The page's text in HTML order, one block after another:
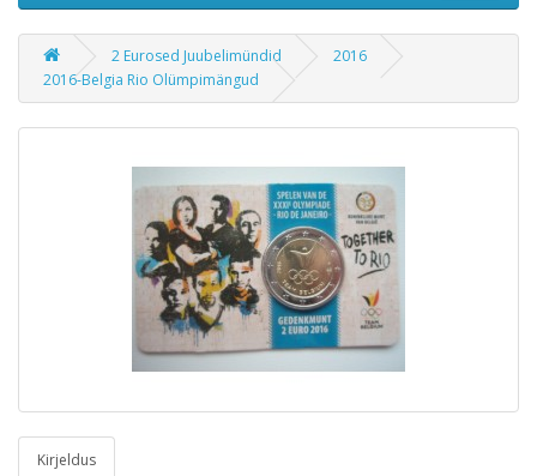
2 Eurosed Juubelimündid
2016
2016-Belgia Rio Olümpimängud
Kirjeldus